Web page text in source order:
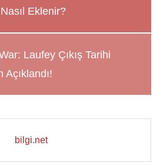
Eklenir?
Laufey Çıkış Tarihi
Açıklandı!
bilgi.net